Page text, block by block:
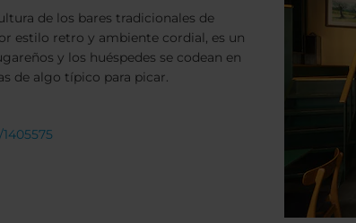
de los bares tradicionales de
estilo retro y ambiente cordial, es un
y los huéspedes se codean en
de algo típico para picar.